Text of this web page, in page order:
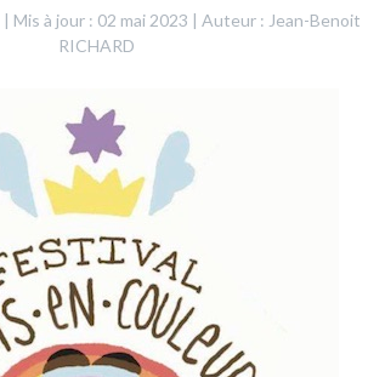
| Mis à jour : 02 mai 2023 | Auteur : Jean-Benoit
RICHARD